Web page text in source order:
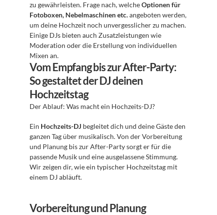
zu gewährleisten. Frage nach, welche Optionen für
Fotoboxen, Nebelmaschinen etc. angeboten werden,
um deine Hochzeit noch unvergesslicher zu machen.
Einige DJs bieten auch Zusatzleistungen wie
Moderation oder die Erstellung von individuellen
Mixen an.
Vom Empfang bis zur After-Party:
So gestaltet der DJ deinen
Hochzeitstag
Der Ablauf: Was macht ein Hochzeits-DJ?
Ein Hochzeits-DJ begleitet dich und deine Gäste den
ganzen Tag über musikalisch. Von der Vorbereitung
und Planung bis zur After-Party sorgt er für die
passende Musik und eine ausgelassene Stimmung.
Wir zeigen dir, wie ein typischer Hochzeitstag mit
einem DJ abläuft.
Vorbereitung und Planung